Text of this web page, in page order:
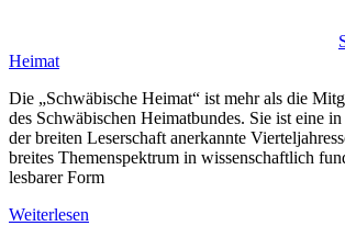
Heimat
Die „Schwäbische Heimat“ ist mehr als die
des Schwäbischen Heimatbundes. Sie ist eine
der breiten Leserschaft anerkannte
breites Themenspektrum in wissenschaftlich
lesbarer Form
Weiterlesen